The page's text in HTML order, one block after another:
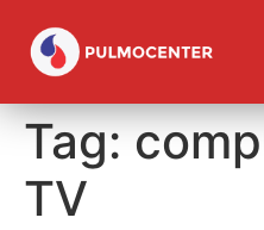
Tag:
TV